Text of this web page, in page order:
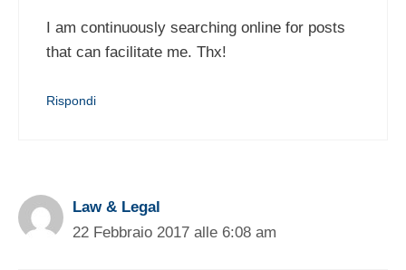
I am continuously searching online for posts
that can facilitate me. Thx!
Rispondi
Law & Legal
22 Febbraio 2017 alle 6:08 am